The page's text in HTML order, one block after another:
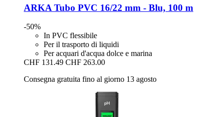
ARKA Tubo PVC 16/22 mm -​ Blu, 100 m
-50%
In PVC flessibile
Per il trasporto di liquidi
Per acquari d'acqua dolce e marina
CHF 131.49 CHF 263.00
Consegna gratuita fino al giorno 13 agosto